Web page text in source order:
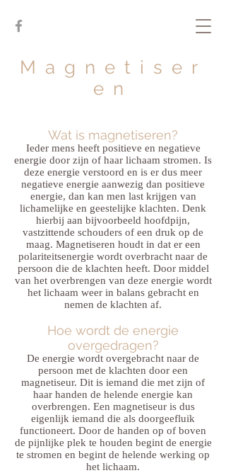
Magnetiser
en
Wat is magnetiseren?
Ieder mens heeft positieve en negatieve
energie door zijn of haar lichaam stromen. Is
deze energie verstoord en is er dus meer
negatieve energie aanwezig dan positieve
energie, dan kan men last krijgen van
lichamelijke en geestelijke klachten. Denk
hierbij aan bijvoorbeeld hoofdpijn,
vastzittende schouders of een druk op de
maag. Magnetiseren houdt in dat er een
polariteitsenergie wordt overbracht naar de
persoon die de klachten heeft. Door middel
van het overbrengen van deze energie wordt
het lichaam weer in balans gebracht en
nemen de klachten af.
Hoe wordt de energie
overgedragen?
De energie wordt overgebracht naar de
persoon met de klachten door een
magnetiseur. Dit is iemand die met zijn of
haar handen de helende energie kan
overbrengen. Een magnetiseur is dus
eigenlijk iemand die als doorgeefluik
functioneert. Door de handen op of boven
de pijnlijke plek te houden begint de energie
te stromen en begint de helende werking op
het lichaam.